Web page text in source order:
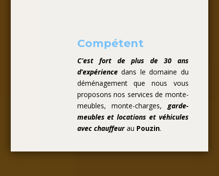
Compétent
C’est fort de plus de 30 ans
d’expériencedans le domaine du
déménagement que nous vous
proposons nos services de monte-
meubles, monte-charges,garde-
meubles et locations et véhicules
avec chauffeurau Pouzin.